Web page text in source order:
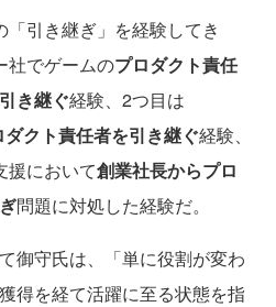
引き継ぎ」を経験してき
社でゲームのプロダクト責任
き継ぐ経験、2つ目は
クト責任者を引き継ぐ経験、
援において創業社長からプロ
問題に対処した経験だ。
御守氏は、「単に役割が変わ
得を経て活躍に至る状態を指